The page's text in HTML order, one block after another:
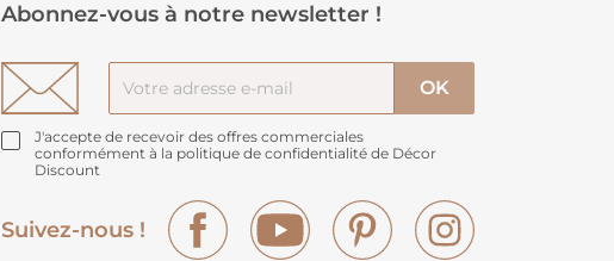
Abonnez-vous à notre newsletter !
J'accepte de recevoir des offres commerciales
conformément à la politique de confidentialité de Décor
Discount
Suivez-nous !
Facebook YouTube Pinterest